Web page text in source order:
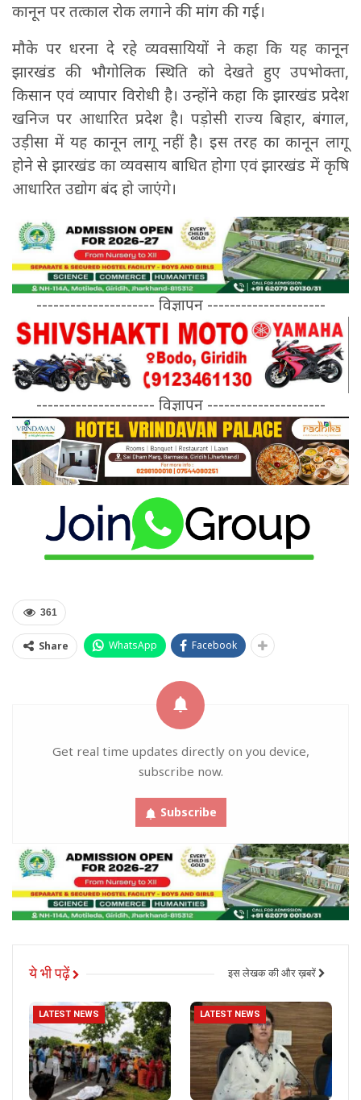
कानून पर तत्काल रोक लगाने की मांग की गई।
मौके पर धरना दे रहे व्यवसायियों ने कहा कि यह कानून
झारखंड की भौगोलिक स्थिति को देखते हुए उपभोक्ता,
किसान एवं व्यापार विरोधी है। उन्होंने कहा कि झारखंड प्रदेश
खनिज पर आधारित प्रदेश है। पड़ोसी राज्य बिहार, बंगाल,
उड़ीसा में यह कानून लागू नहीं है। इस तरह का कानून लागू
होने से झारखंड का व्यवसाय बाधित होगा एवं झारखंड में कृषि
आधारित उद्योग बंद हो जाएंगे।
--------------------- विज्ञापन ---------------------
--------------------- विज्ञापन ---------------------
361
Share WhatsApp Facebook
Get real time updates directly on you device,
subscribe now.
Subscribe
ये भी पढ़ें इस लेखक की और ख़बरें
LATEST NEWS LATEST NEWS